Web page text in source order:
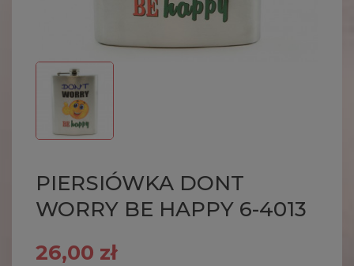
PIERSIÓWKA DONT
WORRY BE HAPPY 6-4013
26,00 zł